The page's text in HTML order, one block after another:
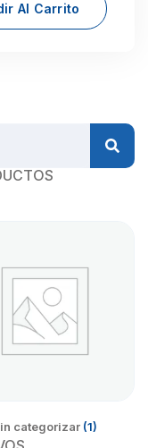
Al Carrito
categorizar (1)